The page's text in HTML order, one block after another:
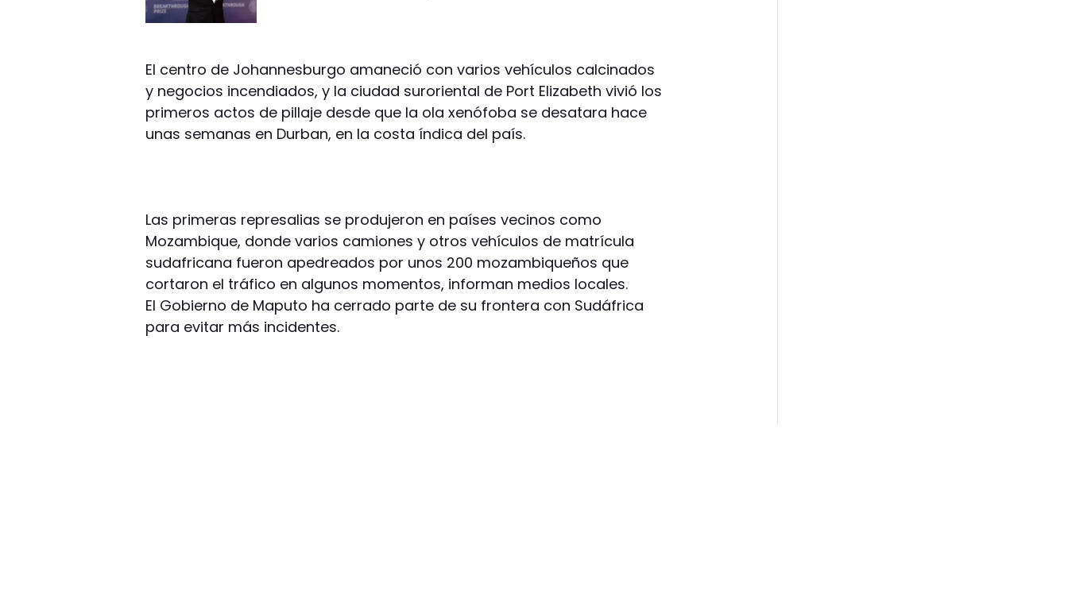
El centro de Johannesburgo amaneció con varios vehículos calcinados
y negocios incendiados, y la ciudad suroriental de Port Elizabeth vivió los
primeros actos de pillaje desde que la ola xenófoba se desatara hace
unas semanas en Durban, en la costa índica del país.
Las primeras represalias se produjeron en países vecinos como
Mozambique, donde varios camiones y otros vehículos de matrícula
sudafricana fueron apedreados por unos 200 mozambiqueños que
cortaron el tráfico en algunos momentos, informan medios locales.
El Gobierno de Maputo ha cerrado parte de su frontera con Sudáfrica
para evitar más incidentes.